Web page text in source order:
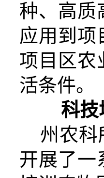
种、高质
应用到项
项目区农
活条件。
科技
州农科
开展了一